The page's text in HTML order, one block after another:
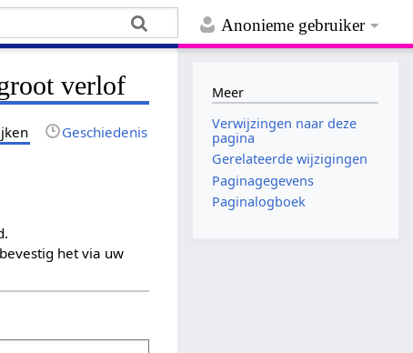
Anonieme gebruiker
verlof
Geschiedenis
het via uw
Meer
Verwijzingen naar deze
pagina
Gerelateerde wijzigingen
Paginagegevens
Paginalogboek